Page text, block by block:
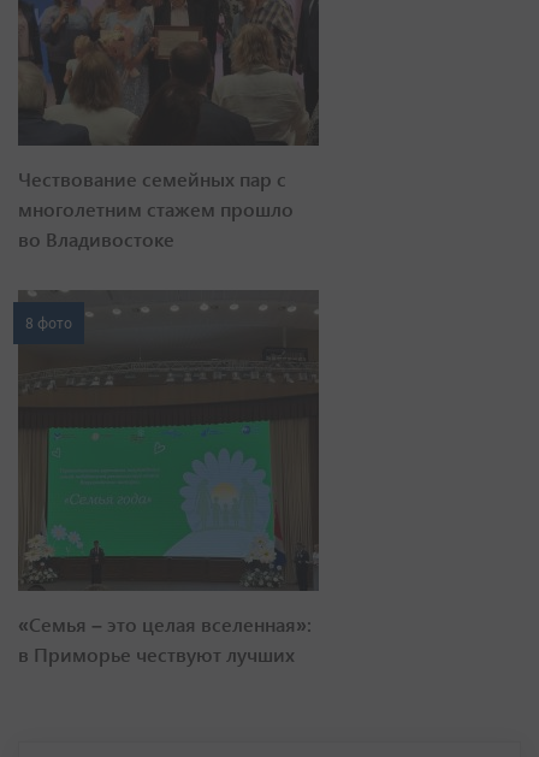
Чествование семейных пар с
многолетним стажем прошло
во Владивостоке
8 фото
«Семья – это целая вселенная»:
в Приморье чествуют лучших